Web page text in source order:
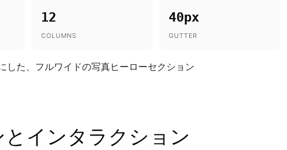
12
COLUMNS
40px
GUTTER
した、フルワイドの写真ヒーローセクション
インタラクション